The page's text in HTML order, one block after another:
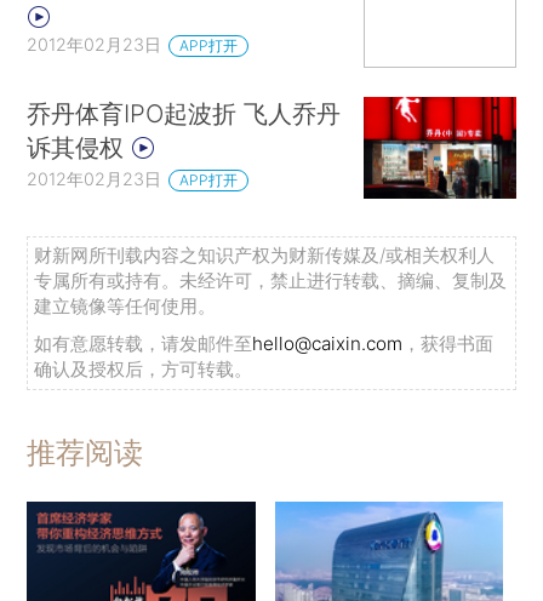
2012年02月23日 APP打开
乔丹体育IPO起波折 飞人乔丹
诉其侵权
2012年02月23日 APP打开
财新网所刊载内容之知识产权为财新传媒及/或相关权利人
专属所有或持有。未经许可，禁止进行转载、摘编、复制及
建立镜像等任何使用。
如有意愿转载，请发邮件至hello@caixin.com ，获得书面
确认及授权后，方可转载。
推荐阅读